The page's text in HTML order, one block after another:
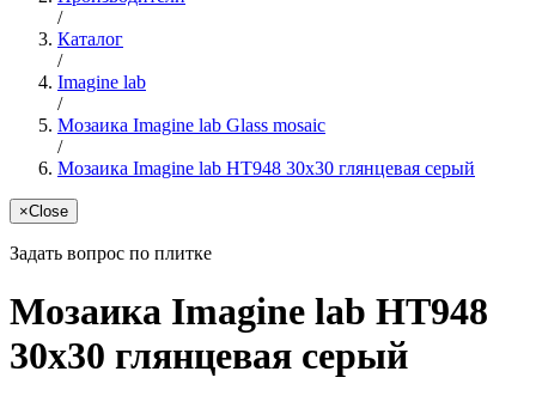
/
Каталог
/
Imagine lab
/
Мозаика Imagine lab Glass mosaic
/
Мозаика Imagine lab HT948 30x30 глянцевая серый
×Close
Задать вопрос по плитке
Мозаика Imagine lab HT948
30x30 глянцевая серый